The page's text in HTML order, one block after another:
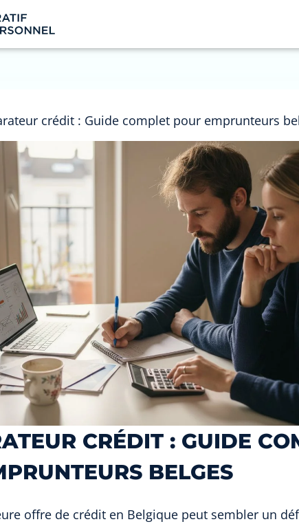
crédit : Guide complet pour emprunteurs
CRÉDIT : GUIDE
BELGES
offre de crédit en Belgique peut sembler un